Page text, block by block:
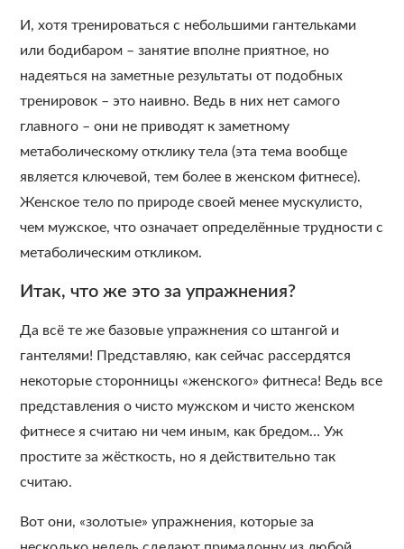
И, хотя тренироваться с небольшими гантельками
или бодибаром – занятие вполне приятное, но
надеяться на заметные результаты от подобных
тренировок – это наивно. Ведь в них нет самого
главного – они не приводят к заметному
метаболическому отклику тела (эта тема вообще
является ключевой, тем более в женском фитнесе).
Женское тело по природе своей менее мускулисто,
чем мужское, что означает определённые трудности с
метаболическим откликом.
Итак, что же это за упражнения?
Да всё те же базовые упражнения со штангой и
гантелями! Представляю, как сейчас рассердятся
некоторые сторонницы «женского» фитнеса! Ведь все
представления о чисто мужском и чисто женском
фитнесе я считаю ни чем иным, как бредом… Уж
простите за жёсткость, но я действительно так
считаю.
Вот они, «золотые» упражнения, которые за